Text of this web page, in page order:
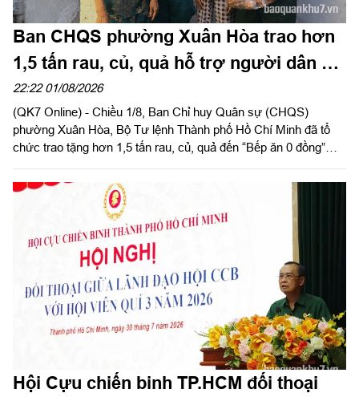
Ban CHQS phường Xuân Hòa trao hơn
1,5 tấn rau, củ, quả hỗ trợ người dân có
hoàn cảnh khó khăn
22:22 01/08/2026
(QK7 Online) - Chiều 1/8, Ban Chỉ huy Quân sự (CHQS)
phường Xuân Hòa, Bộ Tư lệnh Thành phố Hồ Chí Minh đã tổ
chức trao tặng hơn 1,5 tấn rau, củ, quả đến “Bếp ăn 0 đồng”
Thạnh Mỹ Tây và Tăng Nhơn Phú (Thành phố Hồ Chí Minh).
Hội Cựu chiến binh TP.HCM đối thoại